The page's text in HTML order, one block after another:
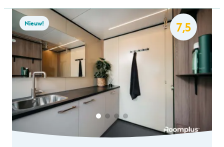
Huren
Particulier huren
+31 (0) 577 411 283
Gastinformatie
7,5
Nieuw!